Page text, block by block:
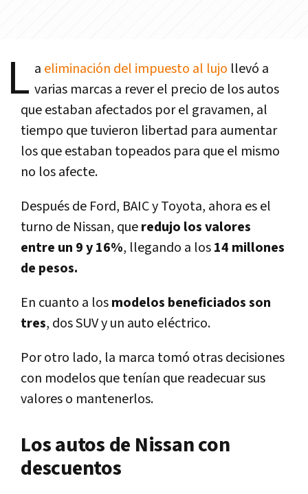
L a eliminación del impuesto al lujo llevó a
varias marcas a rever el precio de los autos
que estaban afectados por el gravamen, al
tiempo que tuvieron libertad para aumentar
los que estaban topeados para que el mismo
no los afecte.
Después de Ford, BAIC y Toyota, ahora es el
turno de Nissan, queredujo los valores
entre un 9 y 16%, llegando a los14 millones
de pesos.
En cuanto a losmodelos beneficiados son
tres, dos SUV y un auto eléctrico.
Por otro lado, la marca tomó otras decisiones
con modelos que tenían que readecuar sus
valores o mantenerlos.
Los autos de Nissan con
descuentos